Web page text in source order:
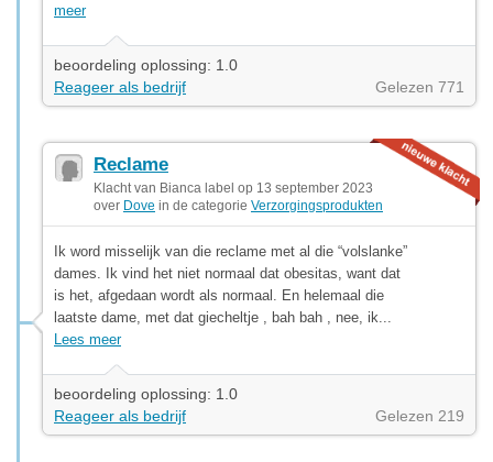
meer
beoordeling oplossing: 1.0
Reageer als bedrijf
Gelezen 771
Reclame
Klacht van Bianca label op 13 september 2023
over Dove in de categorie Verzorgingsprodukten
Ik word misselijk van die reclame met al die “volslanke”
dames. Ik vind het niet normaal dat obesitas, want dat
is het, afgedaan wordt als normaal. En helemaal die
laatste dame, met dat giecheltje , bah bah , nee, ik...
Lees meer
beoordeling oplossing: 1.0
Reageer als bedrijf
Gelezen 219